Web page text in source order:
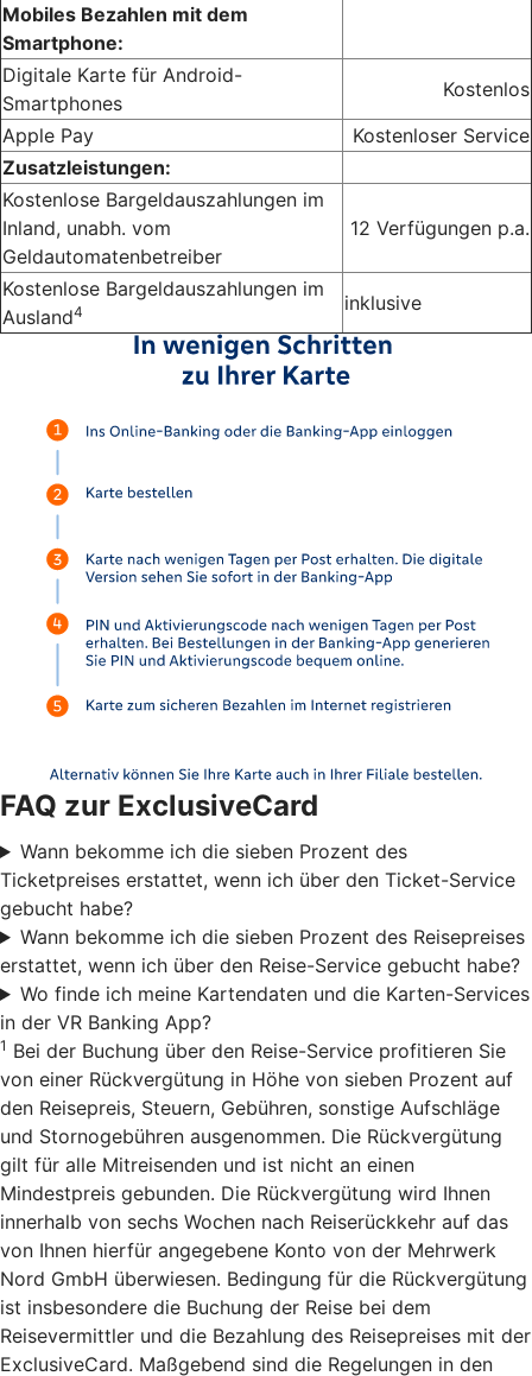
Mobiles Bezahlen mit dem
Smartphone:
Digitale Karte für Android-
Smartphones
Kostenlos
Apple Pay
Kostenloser Service
Zusatzleistungen:
Kostenlose Bargeldauszahlungen im
Inland, unabh. vom
Geldautomatenbetreiber
12 Verfügungen p.a.
Kostenlose Bargeldauszahlungen im
Ausland4 inklusive
FAQ zur ExclusiveCard
Wann bekomme ich die sieben Prozent des
Ticketpreises erstattet, wenn ich über den Ticket-Service
gebucht habe?
Wann bekomme ich die sieben Prozent des Reisepreises
erstattet, wenn ich über den Reise-Service gebucht habe?
Wo finde ich meine Kartendaten und die Karten-Services
in der VR Banking App?
1 Bei der Buchung über den Reise-Service profitieren Sie
von einer Rückvergütung in Höhe von sieben Prozent auf
den Reisepreis, Steuern, Gebühren, sonstige Aufschläge
und Stornogebühren ausgenommen. Die Rückvergütung
gilt für alle Mitreisenden und ist nicht an einen
Mindestpreis gebunden. Die Rückvergütung wird Ihnen
innerhalb von sechs Wochen nach Reiserückkehr auf das
von Ihnen hierfür angegebene Konto von der Mehrwerk
Nord GmbH überwiesen. Bedingung für die Rückvergütung
ist insbesondere die Buchung der Reise bei dem
Reisevermittler und die Bezahlung des Reisepreises mit der
ExclusiveCard. Maßgebend sind die Regelungen in den